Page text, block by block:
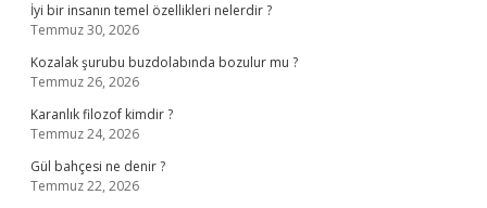
İyi bir insanın temel özellikleri nelerdir ?
Temmuz 30, 2026
Kozalak şurubu buzdolabında bozulur mu ?
Temmuz 26, 2026
Karanlık filozof kimdir ?
Temmuz 24, 2026
Gül bahçesi ne denir ?
Temmuz 22, 2026